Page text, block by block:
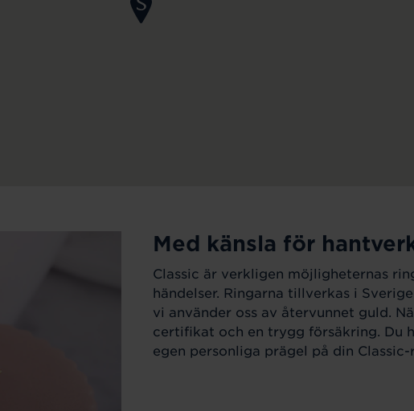
Med känsla för
Classic är verkligen möjligheternas
händelser. Ringarna tillverkas i
vi använder oss av återvunnet guld.
certifikat och en trygg försäkring. Du
egen personliga prägel på din